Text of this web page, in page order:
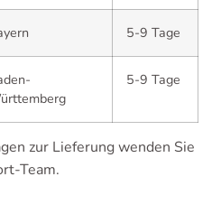
5-9 Tage
5-9 Tage
zur Lieferung wenden Sie
Team.